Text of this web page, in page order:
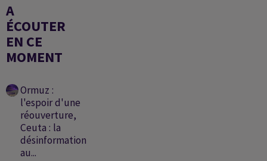
A
ÉCOUTER
EN CE
MOMENT
Ormuz :
l'espoir d'une
réouverture,
Ceuta : la
désinformation
au...